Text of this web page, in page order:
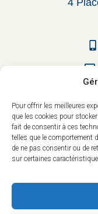
Pour offrir les meilleures
que les cookies pour
fait de consentir à ces
telles que le comportement
de ne pas consentir ou de
sur certaines
Du